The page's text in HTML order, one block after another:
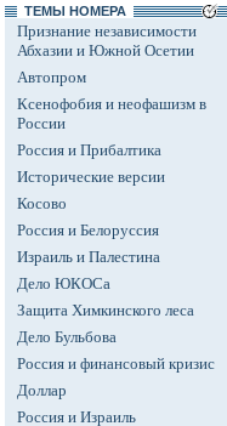
ТЕМЫ НОМЕРА
Признание независимости
Абхазии и Южной Осетии
Автопром
Ксенофобия и неофашизм в
России
Россия и Прибалтика
Исторические версии
Косово
Россия и Белоруссия
Израиль и Палестина
Дело ЮКОСа
Защита Химкинского леса
Дело Бульбова
Россия и финансовый кризис
Доллар
Россия и Израиль